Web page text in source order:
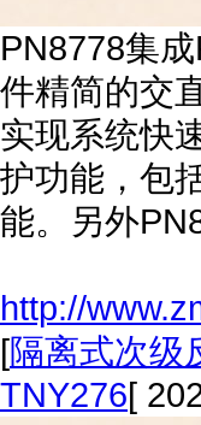
PN8778集
件精简的交
实现系统快
护功能，包
能。另外
http://
[隔离式次级
TNY276[